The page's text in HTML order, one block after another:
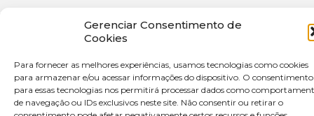
Gerenciar Consentimento de
Cookies
Para fornecer as melhores experiências, usamos tecnologias como cookies
para armazenar e/ou acessar informações do dispositivo. O consentimento
para essas tecnologias nos permitirá processar dados como
de navegação ou IDs exclusivos neste site. Não consentir ou retirar o